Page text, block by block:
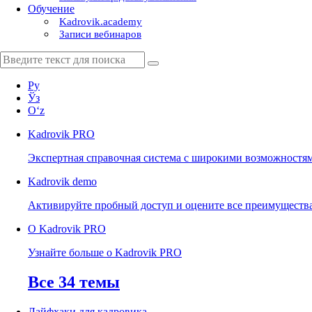
Обучение
Kadrovik.academy
Записи вебинаров
Ру
Ўз
Oʻz
Kadrovik PRO
Экспертная справочная система с широкими
Kadrovik demo
Активируйте пробный доступ и оцените все
О Kadrovik PRO
Узнайте больше о Kadrovik PRO
Все 34 темы